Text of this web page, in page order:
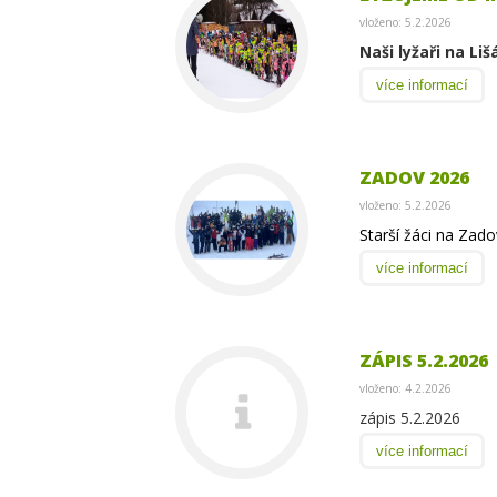
vloženo: 5.2.2026
Naši lyžaři na
více informací
ZADOV 2026
vloženo: 5.2.2026
Starší žáci na
více informací
ZÁPIS 5.2.2026
vloženo: 4.2.2026
zápis 5.2.2026
více informací